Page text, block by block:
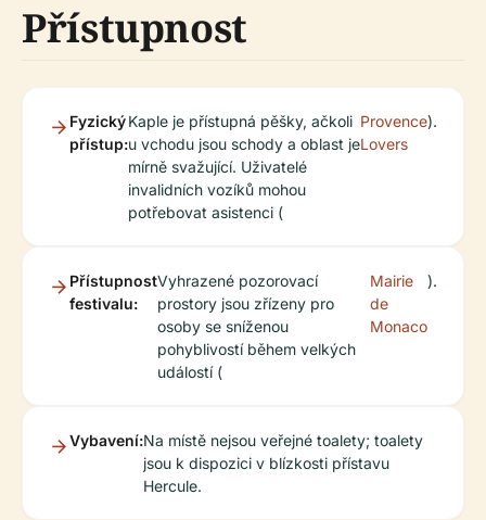
Přístupnost
Fyzický
přístup:
Kaple je přístupná pěšky, ačkoli
u vchodu jsou schody a oblast je
mírně svažující. Uživatelé
invalidních vozíků mohou
potřebovat asistenci (
Provence
Lovers
).
Přístupnost
festivalu:
Vyhrazené pozorovací
prostory jsou zřízeny pro
osoby se sníženou
pohyblivostí během velkých
událostí (
Mairie
de
Monaco
).
Vybavení:Na místě nejsou veřejné toalety; toalety
jsou k dispozici v blízkosti přístavu
Hercule.